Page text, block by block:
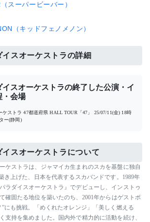
スーパービーバー）
（キッドフェノメノン）
スオーケストラの詳細
スオーケストラの終了した公演・イ
・会場
ストラ 47都道府県 HALL TOUR「47」
25/07/11(金) 18時
ー(静岡)
スオーケストラについて
ケストラは、ジャマイカ生まれのスカを基盤に独自
き上げた、日本を代表するスカバンドです。1989年
ラダイスオーケストラ』でデビューし、インストゥ
確固たる地位を築いたのち、2001年からはゲストボ
にも挑戦。「めくれたオレンジ」「美しく燃える
支持を集めました。国内外で精力的に活動を続け、